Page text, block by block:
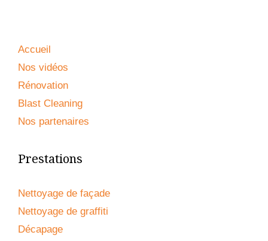
Accueil
Nos vidéos
Rénovation
Blast Cleaning
Nos partenaires
Prestations
Nettoyage de façade
Nettoyage de graffiti
Décapage